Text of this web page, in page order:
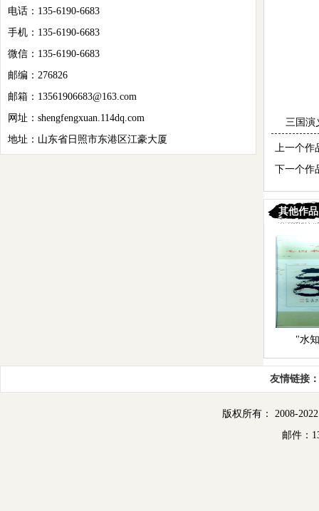
电话：135-6190-6683
手机：135-6190-6683
微信：135-6190-6683
邮编：276826
邮箱：13561906683@163.com
网址：shengfengxuan.114dq.com
地址：山东省日照市东港区江豪大厦
三国演
上一个作
下一个作
其他作品
"水
友情链接：
版权所有： 2008-
邮件：